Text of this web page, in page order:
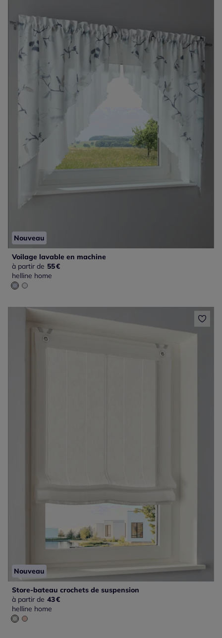
Nouveau
Voilage lavable en machine
à partir de 55€
helline home
Nouveau
Store-bateau crochets de suspension
à partir de 43€
helline home